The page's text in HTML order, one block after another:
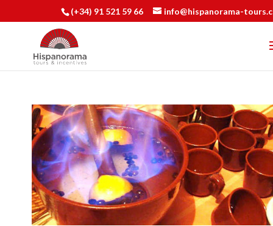
(+34) 91 521 59 66 info@hispanorama-